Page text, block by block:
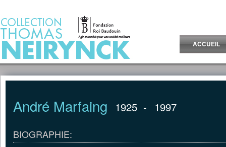
ACCUEIL
André Marfaing 1925 - 1997
BIOGRAPHIE: